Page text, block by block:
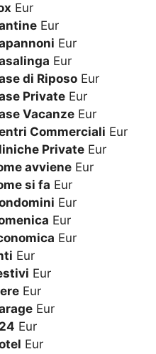
Eur
Eur
Eur
Eur
di Riposo Eur
Private Eur
Vacanze Eur
Commerciali Eur
Private Eur
avviene Eur
si fa Eur
Eur
Eur
Eur
Eur
Eur
Eur
Eur
Eur
Eur